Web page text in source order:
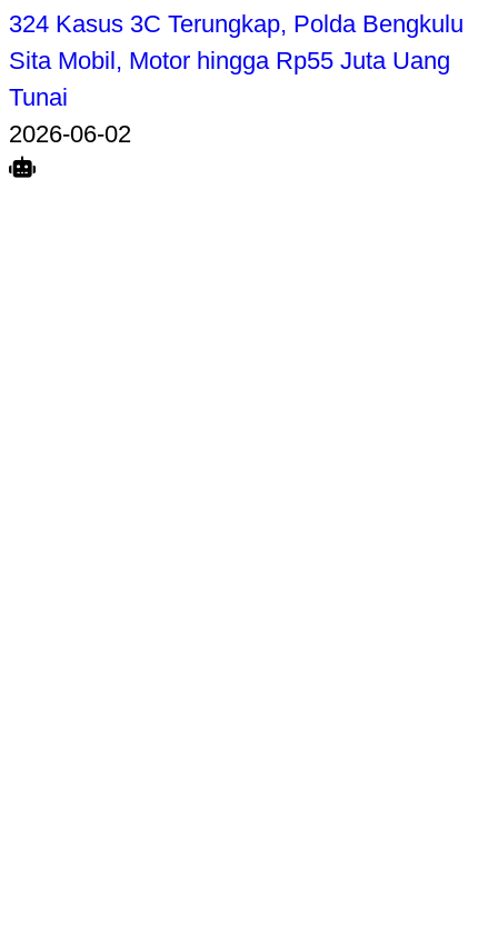
324 Kasus 3C Terungkap, Polda Bengkulu
Sita Mobil, Motor hingga Rp55 Juta Uang
Tunai
2026-06-02